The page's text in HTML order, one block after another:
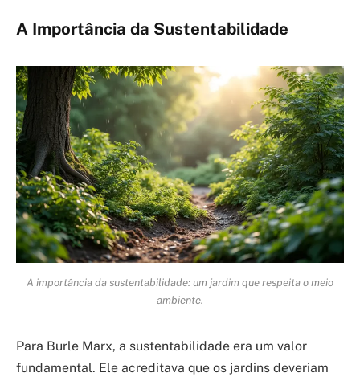
A Importância da Sustentabilidade
A importância da sustentabilidade: um jardim que respeita o meio
ambiente.
Para Burle Marx, a sustentabilidade era um valor
fundamental. Ele acreditava que os jardins deveriam